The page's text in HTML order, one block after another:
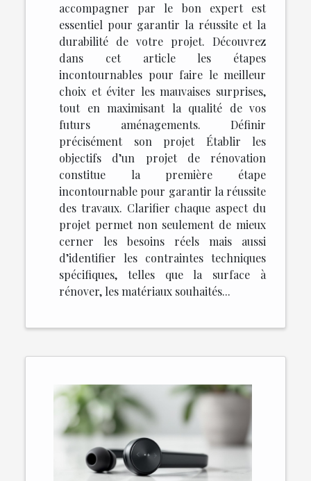
accompagner par le bon expert est
essentiel pour garantir la réussite et la
durabilité de votre projet. Découvrez
dans cet article les étapes
incontournables pour faire le meilleur
choix et éviter les mauvaises surprises,
tout en maximisant la qualité de vos
futurs aménagements. Définir
précisément son projet Établir les
objectifs d’un projet de rénovation
constitue la première étape
incontournable pour garantir la réussite
des travaux. Clarifier chaque aspect du
projet permet non seulement de mieux
cerner les besoins réels mais aussi
d’identifier les contraintes techniques
spécifiques, telles que la surface à
rénover, les matériaux souhaités...